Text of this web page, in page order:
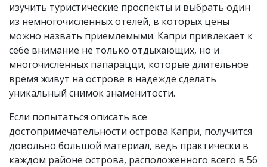
изучить туристические проспекты и выбрать один
из немногочисленных отелей, в которых цены
можно назвать приемлемыми. Капри привлекает к
себе внимание не только отдыхающих, но и
многочисленных папарацци, которые длительное
время живут на острове в надежде сделать
уникальный снимок знаменитости.
Если попытаться описать все
достопримечательности острова Капри, получится
довольно большой материал, ведь практически в
каждом районе острова, расположенного всего в 56